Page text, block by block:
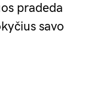
pradeda
savo